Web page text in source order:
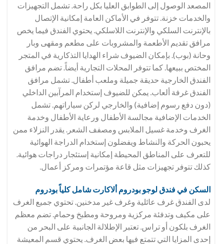
المصعد الوصول إلى الطوابق العليا بكل راحة. تشمل التجهيزات
والخدمات خزنة. تتوفر في الأماكن العامة إمكانية الإتصال
بالإنترنت السلكي والإنترنت اللاسلكي. يحتوي الفندق فيما يخص
مرافق تقديم الأطعمة والمشروبات على مطعم ومقهى وبار
وحانة (بوب). بإمكان الضيوف شراء الهدايا التذكارية في المتجر
المختص ببيعها. كما تتوفر المحلات التجارية أيضاً. تضم مرافق
الفندق الخارجية حديقة جميلة وملعب أطفال. تشمل مرافق
الفندق غرفة ألعاب. يمكن للضيوف إستخدام المرآبين الداخلي
(دون دفع رسوم إضافية) والخارجي لركن سياراتهم. تشمل
الخدمات الإضافية مجالسة الأطفال ورعاية الأطفال وخدمة
الغرف وخدمة غسيل الملابس ومصفف الشعر. يقدر النزلاء ممن
يحبون الحركة والنشاط ويفضلون إستخدام الدراجة الهوائية
للتعرف على المناطق المحيطة إمكانية إستئجار دراجات هوائية.
كذلك تتوفر تجهيزات مثل قاعة مؤتمرات ومركز أعمال.
السكن في فندق لوجو بودروم ألاكارت شامل كلياً بودروم
لدى الفندق غرف عائلية وغرف غير مدخنين. تحتوي جميع الغرف
على مكيف وتدفئة مركزية ومروحة ومطبخ وحمام. تضم معظم
الغرف بلكون أو تراس. تعتبر الإطلالة الجانبية على البحر من
إحدى المزايا التي تتمتع فيها بعض الغرف. يحتوي قسم المعيشة